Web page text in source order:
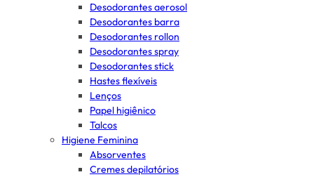
Desodorantes aerosol
Desodorantes barra
Desodorantes rollon
Desodorantes spray
Desodorantes stick
Hastes flexíveis
Lenços
Papel higiênico
Talcos
Higiene Feminina
Absorventes
Cremes depilatórios